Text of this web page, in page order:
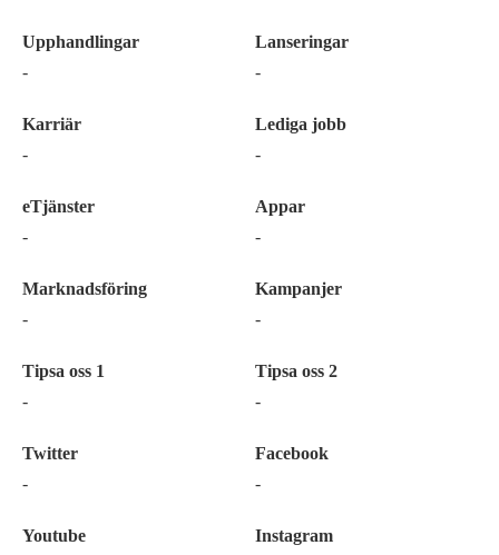
Upphandlingar
-
Lanseringar
-
Karriär
-
Lediga jobb
-
eTjänster
-
Appar
-
Marknadsföring
-
Kampanjer
-
Tipsa oss 1
-
Tipsa oss 2
-
Twitter
-
Facebook
-
Youtube
Instagram